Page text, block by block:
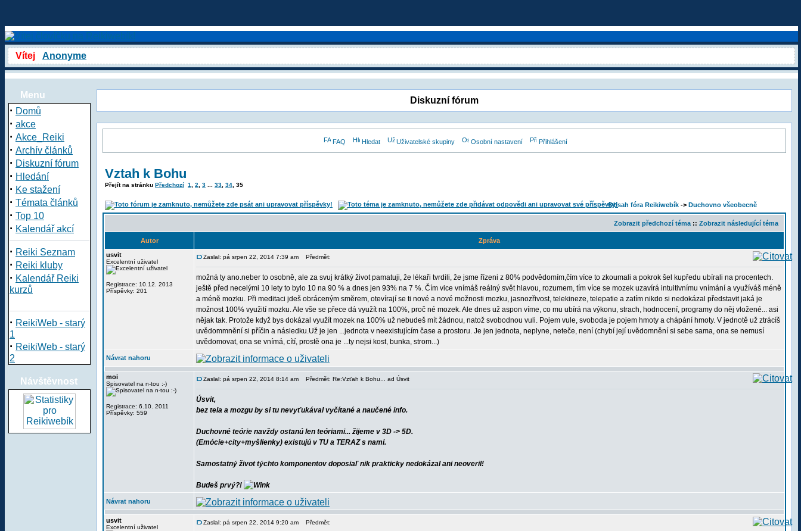
Vítej Anonyme
Menu
· Domů
· akce
· Akce_Reiki
· Archív článků
· Diskuzní fórum
· Hledání
· Ke stažení
· Témata článků
· Top 10
· Kalendář akcí
· Reiki Seznam
· Reiki kluby
· Kalendář Reiki
kurzů
· ReikiWeb - starý
1
· ReikiWeb - starý
2
Návštěvnost
Diskuzní fórum
FAQ Hledat Uživatelské skupiny Osobní nastavení Přihlášení
Vztah k Bohu
Přejít na stránku Předchozí 1 2 3 33 34 35
Obsah fóra Reikiwebík -> Duchovno všeobecně
Zobrazit předchozí téma :: Zobrazit následující téma
Autor
Zpráva
usvit
Excelentní uživatel
Registrace: 10.12. 2013
Příspěvky: 201
Zaslal: pá srpen 22, 2014 7:39 am Předmět:
možná ty ano.neber to osobně, ale za svuj krátký život pamatuji, že lékaři tvrdili, že jsme řízeni z 80% podvědomím,čím více to zkoumali a pokrok šel kupředu ubírali na procentech.
ještě před necelými 10 lety to bylo 10 na 90 % a dnes jen 93% na 7 %. Čím vice vnímáš reálný svět hlavou, rozumem, tím více se mozek uzavírá intuitivnímu vnímání a využíváš méně
a méně mozku. Při meditaci jdeš obráceným směrem, otevírají se ti nové a nové možnosti mozku, jasnozřivost, telekineze, telepatie a zatím nikdo si nedokázal představit jaká je
možnost 100% využití mozku. Ale vše se přece dá využít na 100%, proč né mozek. Ale dnes už aspon víme, co mu ubírá na výkonu, strach, hodnocení, programy do něj vložené... asi
nějak tak. Protože když bys dokázal využít mozek na 100% už nebudeš mít žádnou, natož svobodnou vuli. Pojem vule, svoboda je pojem hmoty a chápání hmoty. V jednotě už ztrácíš
uvědommnění si příčin a následku.Už je jen ...jednota v neexistujícím čase a prostoru. Je jen jednota, neplyne, neteče, není (chybí její uvědomnění si sebe sama, ona se nemusí
uvědomovat, ona se vnímá, cítí, prostě ona je ...ty nejsi kost, bunka, strom...)
Návrat nahoru
moi
Spisovatel na n-tou :-)
Registrace: 6.10. 2011
Příspěvky: 559
Zaslal: pá srpen 22, 2014 8:14 am Předmět: Re:Vzťah k Bohu... ad Úsvit
Úsvit,
bez tela a mozgu by si tu nevyťukával vyčítané a naučené info.
Duchovné teórie navždy ostanú len teóriami... žijeme v 3D -> 5D.
(Emócie+city+myšlienky) existujú v TU a TERAZ s nami.
Samostatný život týchto komponentov doposiaľ nik prakticky nedokázal ani neoveril!
Budeš prvý?!
Návrat nahoru
usvit
Excelentní uživatel
Zaslal: pá srpen 22, 2014 9:20 am Předmět: